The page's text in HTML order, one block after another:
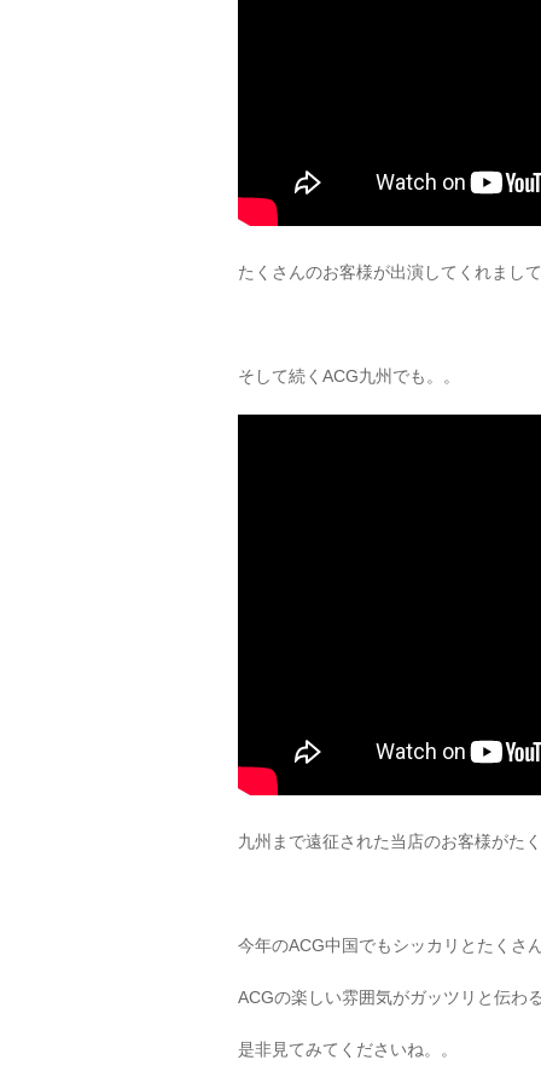
たくさんのお客様が出演してくれまし
そして続くACG九州でも。。
九州まで遠征された当店のお客様がた
今年のACG中国でもシッカリとたくさ
ACGの楽しい雰囲気がガッツリと伝わ
是非見てみてくださいね。。